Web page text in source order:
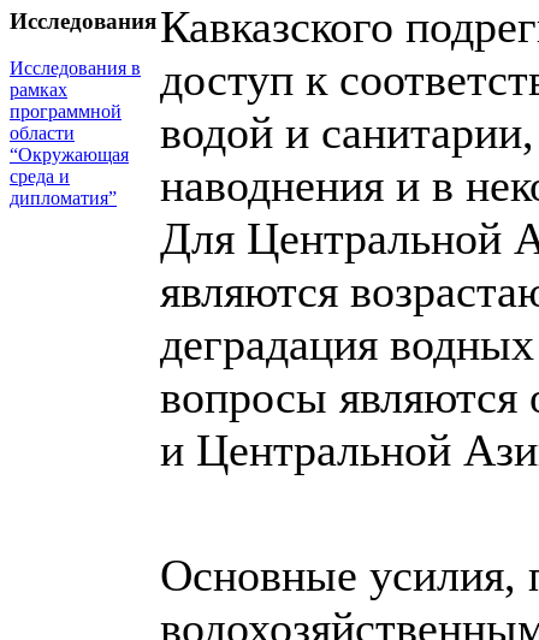
Исследования
Исследования в
рамках
программной
области
“Окружающая
среда и
дипломатия”
Кавказского
доступ к
водой и
наводнения и в
Для Центральной
являются
деградация
вопросы являются
и Центральной
Основные